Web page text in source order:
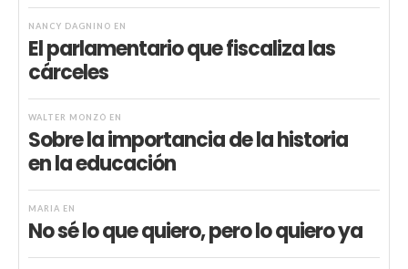
NANCY DAGNINO EN
El parlamentario que fiscaliza las
cárceles
WALTER MONZÓ EN
Sobre la importancia de la historia
en la educación
MARIA EN
No sé lo que quiero, pero lo quiero ya